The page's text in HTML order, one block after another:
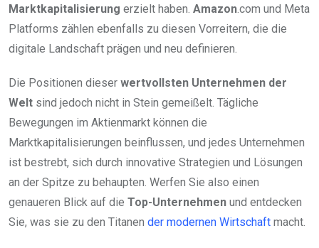
Marktkapitalisierung erzielt haben. Amazon.com und Meta
Platforms zählen ebenfalls zu diesen Vorreitern, die die
digitale Landschaft prägen und neu definieren.
Die Positionen dieser wertvollsten Unternehmen der
Welt sind jedoch nicht in Stein gemeißelt. Tägliche
Bewegungen im Aktienmarkt können die
Marktkapitalisierungen beinflussen, und jedes Unternehmen
ist bestrebt, sich durch innovative Strategien und Lösungen
an der Spitze zu behaupten. Werfen Sie also einen
genaueren Blick auf die Top-Unternehmen und entdecken
Sie, was sie zu den Titanen der modernen Wirtschaft macht.